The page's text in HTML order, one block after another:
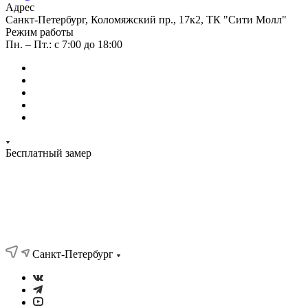
Адрес
Санкт-Петербург, Коломяжский пр., 17к2, ТК "Сити Молл"
Режим работы
Пн. – Пт.: с 7:00 до 18:00
Бесплатный замер
Санкт-Петербург